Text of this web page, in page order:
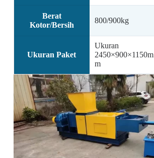
Berat
Kotor/Bersih
800/900kg
Ukuran Paket
Ukuran
2450×900×1150m
m